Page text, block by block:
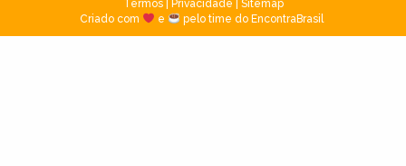
Termos| Privacidade
Sitemap
Criado com
e pelo time do EncontraBrasil